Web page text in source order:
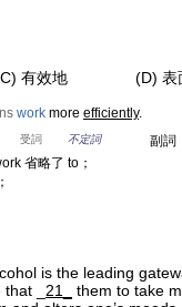
有效地 (D) 表
work more efficiently.
受詞 不定詞
副詞
省略了 to；
is the leading
_ 21_
them to take